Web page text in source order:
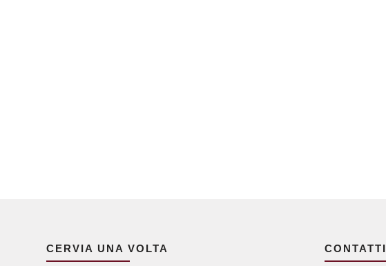
CERVIA UNA VOLTA CONTATTI